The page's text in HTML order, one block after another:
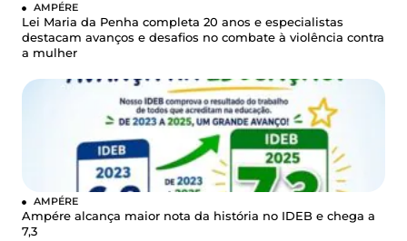
AMPÉRE
Lei Maria da Penha completa 20 anos e especialistas
destacam avanços e desafios no combate à violência contra
a mulher
AMPÉRE
Ampére alcança maior nota da história no IDEB e chega a
7,3